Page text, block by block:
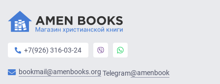
+7(926) 316-03-24
bookmail@amenbooks.org Telegram@amenbook